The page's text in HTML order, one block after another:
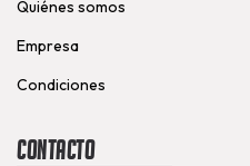
Quiénes somos
Empresa
Condiciones
Contacto